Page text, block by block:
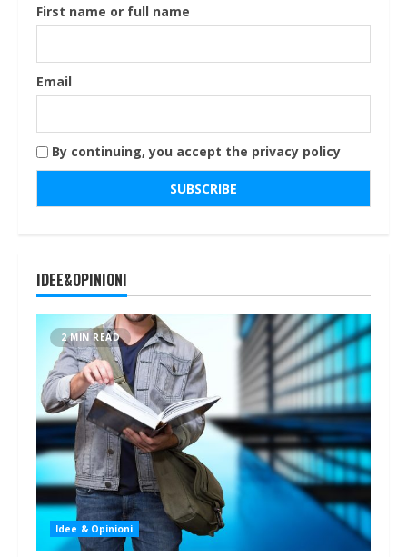
First name or full name
Email
By continuing, you accept the privacy policy
IDEE&OPINIONI
2 MIN READ
Idee & Opinioni